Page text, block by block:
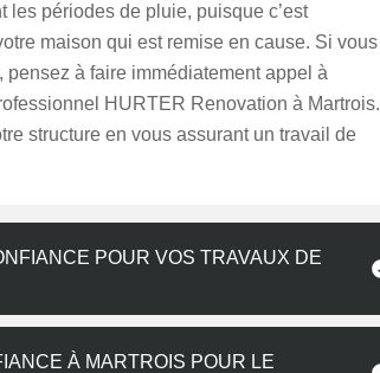
les périodes de pluie, puisque c’est
maison qui est remise en cause. Si vous
pensez à faire immédiatement appel à
HURTER Renovation à Martrois.
structure en vous assurant un travail de
POUR VOS TRAVAUX DE
À MARTROIS POUR LE